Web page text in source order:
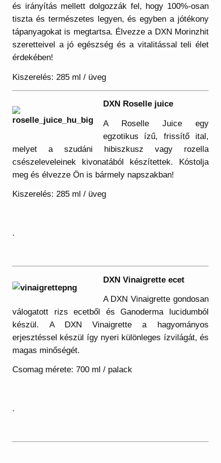
és irányítás mellett dolgozzák fel, hogy 100%-osan
tiszta és természetes legyen, és egyben a jótékony
tápanyagokat is megtartsa. Élvezze a DXN Morinzhit
szeretteivel a jó egészség és a vitalitással teli élet
érdekében!
Kiszerelés: 285 ml / üveg
DXN Roselle juice
A Roselle Juice egy
egzotikus ízű, frissítő ital,
melyet a szudáni hibiszkusz vagy rozella
csészeleveleinek kivonatából készítettek. Kóstolja
meg és élvezze Ön is bármely napszakban!
Kiszerelés: 285 ml / üveg
.
DXN Vinaigrette ecet
A DXN Vinaigrette gondosan
válogatott rizs ecetből és Ganoderma lucidumból
készül. A DXN Vinaigrette a hagyományos
erjesztéssel készül így nyeri különleges ízvilágát, és
magas minőségét.
Csomag mérete: 700 ml / palack
.